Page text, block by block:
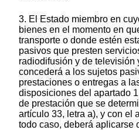
3. El Estado miembro en
bienes en el momento en
transporte o donde estén
pasivos que presten
radiodifusión y de televisión
concederá a los sujetos
prestaciones o entregas a
disposiciones del apartado
de prestación que se
artículo 33, letra a), y con el
todo caso, deberá aplicarse